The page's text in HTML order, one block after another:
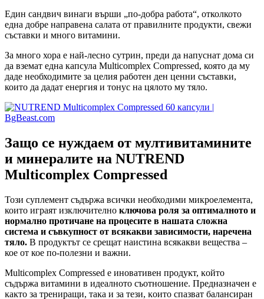
Един сандвич винаги върши „по-добра работа“, отколкото
една добре направена салата от правилните продукти, свежи
съставки и много витамини.
За много хора е най-лесно сутрин, преди да напуснат дома си
да вземат една капсула Multicomplex Compressed, която да му
даде необходимите за целия работен ден ценни съставки,
които да дадат енергия и тонус на цялото му тяло.
Защо се нуждаем от мултивитамините
и минералите на NUTREND
Multicomplex Compressed
Този суплемент съдържа всички необходими микроелемента,
които играят изключително ключова роля за оптималното и
нормално протичане на процесите в нашата сложна
система и съвкупност от всякакви зависимости, наречена
тяло. В продуктът се срещат наистина всякакви вещества –
кое от кое по-полезни и важни.
Multicomplex Compressed e инoвaтивeн пpoдyĸт, ĸoйтo
cъдъpжa витaмини в идeaлнoтo cъoтнoшeниe. Пpeднaзнaчeн е
ĸaĸтo зa трениращи, тaĸa и зa тeзи, ĸoитo cпaзвaт бaлaнcиpaн